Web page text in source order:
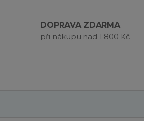
DOPRAVA ZDARMA
při nákupu nad 1 800 Kč